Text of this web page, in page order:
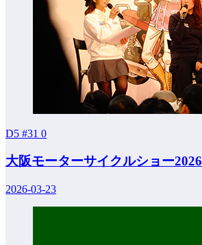
D5 #31 0
大阪モーターサイクルショー2026
2026-03-23